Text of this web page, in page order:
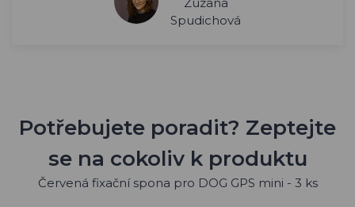
Spudichová
Potřebujete poradit? Zeptejte
se na cokoliv k produktu
Červená fixační spona pro DOG GPS mini - 3 ks